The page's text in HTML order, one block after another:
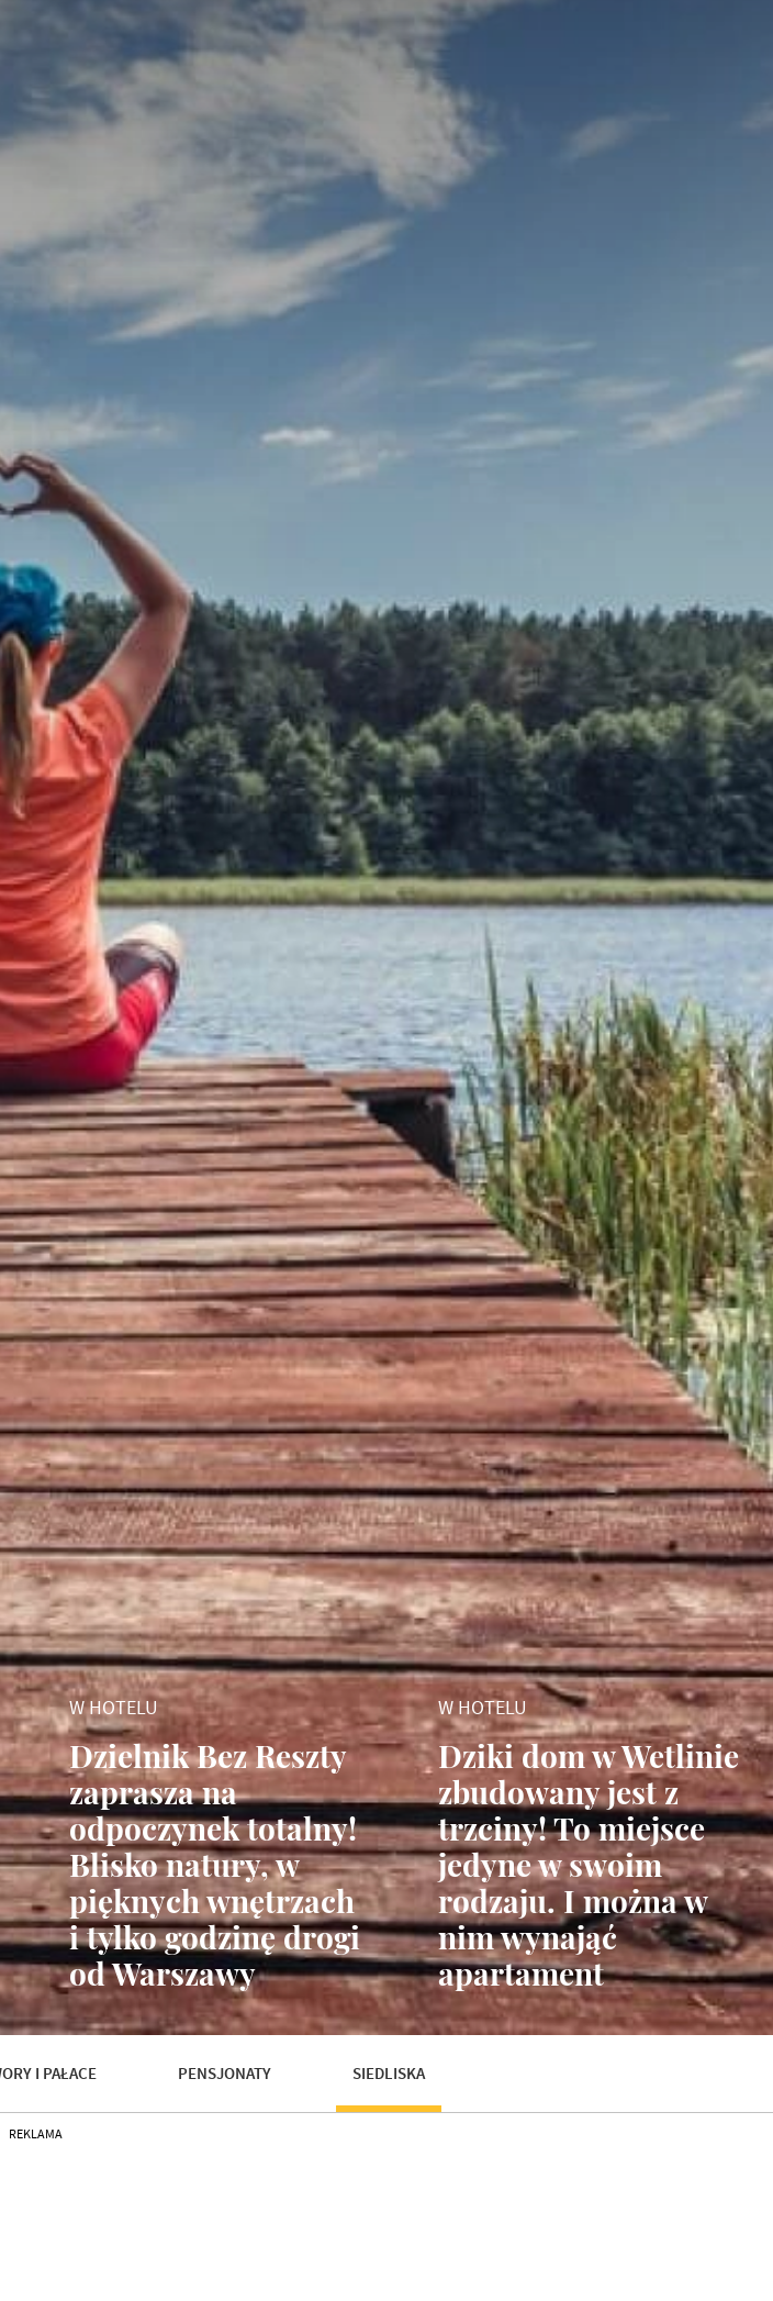
W HOTELU
Dzielnik Bez Reszty
zaprasza na
odpoczynek totalny!
Blisko natury, w
pięknych wnętrzach
i tylko godzinę drogi
od Warszawy
W HOTELU
Dziki dom w Wetlinie
zbudowany jest z
trzciny! To miejsce
jedyne w swoim
rodzaju. I można w
nim wynająć
apartament
I PAŁACE PENSJONATY SIEDLISKA
REKLAMA